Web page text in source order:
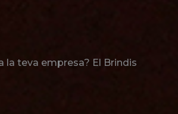
la teva empresa? El Brindis